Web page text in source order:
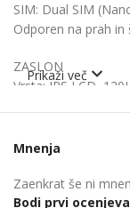
SIM: Dual SIM
Odporen na prah in
ZASLON
Vrsta: IPS LCD
Resolucija: 720 x
PLATFORMA
Prikaži več
Mnenja
Zaenkrat še ni
Bodi prvi